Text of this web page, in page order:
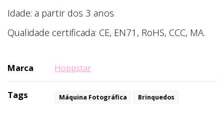
Idade: a partir dos 3 anos
Qualidade certificada: CE, EN71, RoHS, CCC, MA.
Marca Hoppstar
Tags Máquina Fotográfica Brinquedos